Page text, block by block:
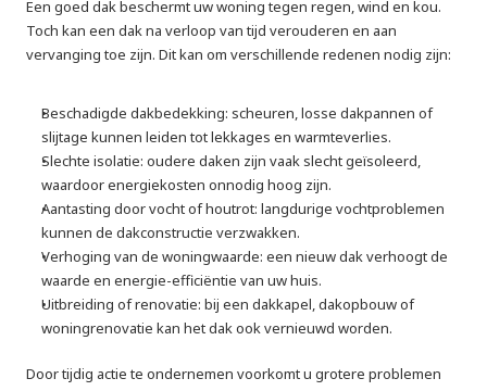
Een goed dak beschermt uw woning tegen regen, wind en kou.
Toch kan een dak na verloop van tijd verouderen en aan
vervanging toe zijn. Dit kan om verschillende redenen nodig zijn:
Beschadigde dakbedekking: scheuren, losse dakpannen of
slijtage kunnen leiden tot lekkages en warmteverlies.
Slechte isolatie: oudere daken zijn vaak slecht geïsoleerd,
waardoor energiekosten onnodig hoog zijn.
Aantasting door vocht of houtrot: langdurige vochtproblemen
kunnen de dakconstructie verzwakken.
Verhoging van de woningwaarde: een nieuw dak verhoogt de
waarde en energie-efficiëntie van uw huis.
Uitbreiding of renovatie: bij een dakkapel, dakopbouw of
woningrenovatie kan het dak ook vernieuwd worden.
Door tijdig actie te ondernemen voorkomt u grotere problemen